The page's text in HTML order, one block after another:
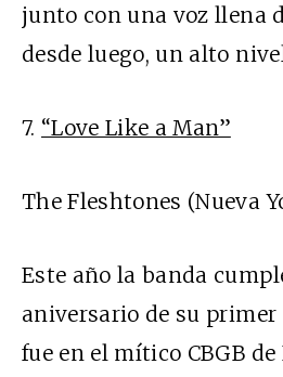
junto con una voz llena
desde luego, un alto
7. “Love Like a Man”
The Fleshtones (Nueva
Este año la banda
aniversario de su
fue en el mítico CBGB